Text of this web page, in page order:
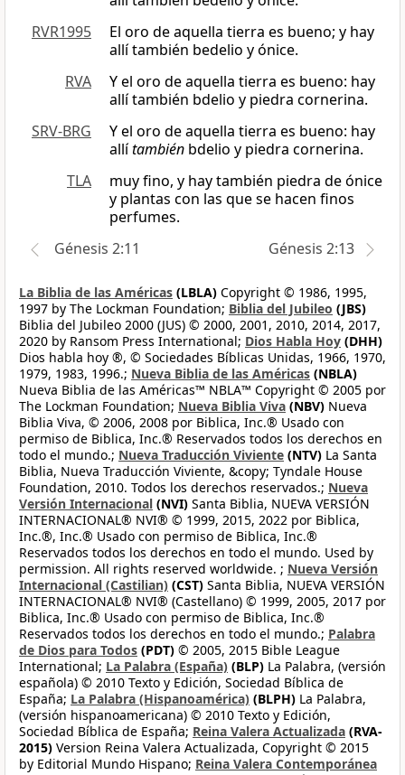
RVR1995
El oro de aquella tierra es bueno; y hay
allí también bedelio y ónice.
RVA
Y el oro de aquella tierra es bueno: hay
allí también bdelio y piedra cornerina.
SRV-BRG
Y el oro de aquella tierra es bueno: hay
allítambién bdelio y piedra cornerina.
TLA
muy fino, y hay también piedra de ónice
y plantas con las que se hacen finos
perfumes.
Génesis 2:11
Génesis 2:13
La Biblia de las Américas (LBLA) Copyright © 1986, 1995,
1997 by The Lockman Foundation; Biblia del Jubileo (JBS)
Biblia del Jubileo 2000 (JUS) © 2000, 2001, 2010, 2014, 2017,
2020 by Ransom Press International; Dios Habla Hoy (DHH)
Dios habla hoy ®, © Sociedades Bíblicas Unidas, 1966, 1970,
1979, 1983, 1996.; Nueva Biblia de las Américas (NBLA)
Nueva Biblia de las Américas™ NBLA™ Copyright © 2005 por
The Lockman Foundation; Nueva Biblia Viva (NBV) Nueva
Biblia Viva, © 2006, 2008 por Biblica, Inc.® Usado con
permiso de Biblica, Inc.® Reservados todos los derechos en
todo el mundo.; Nueva Traducción Viviente (NTV) La Santa
Biblia, Nueva Traducción Viviente, &copy; Tyndale House
Foundation, 2010. Todos los derechos reservados.; Nueva
Versión Internacional (NVI) Santa Biblia, NUEVA VERSIÓN
INTERNACIONAL® NVI® © 1999, 2015, 2022 por Biblica,
Inc.®, Inc.® Usado con permiso de Biblica, Inc.®
Reservados todos los derechos en todo el mundo. Used by
permission. All rights reserved worldwide. ; Nueva Versión
Internacional (Castilian) (CST) Santa Biblia, NUEVA VERSIÓN
INTERNACIONAL® NVI® (Castellano) © 1999, 2005, 2017 por
Biblica, Inc.® Usado con permiso de Biblica, Inc.®
Reservados todos los derechos en todo el mundo.; Palabra
de Dios para Todos (PDT) © 2005, 2015 Bible League
International; La Palabra (España) (BLP) La Palabra, (versión
española) © 2010 Texto y Edición, Sociedad Bíblica de
España; La Palabra (Hispanoamérica) (BLPH) La Palabra,
(versión hispanoamericana) © 2010 Texto y Edición,
Sociedad Bíblica de España; Reina Valera Actualizada (RVA-
2015) Version Reina Valera Actualizada, Copyright © 2015
by Editorial Mundo Hispano; Reina Valera Contemporánea